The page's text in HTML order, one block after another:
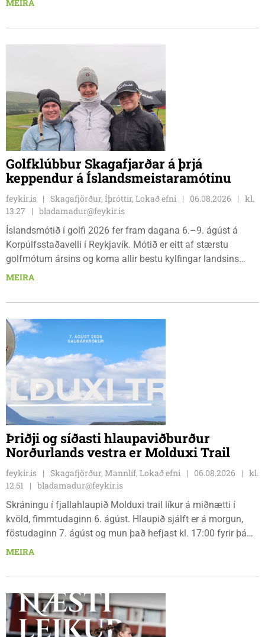
nauðsynleg.
MEIRA
Golfklúbbur Skagafjarðar á þrjá
keppendur á Íslandsmeistaramótinu
feykir.is Skagafjörður, Íþróttir, Lokað efni 06.08.2026
kl.
13.27
bladamadur@feykir.is
Íslandsmótið í golfi 2026 fer fram dagana 6.–9. ágúst á
Korpúlfsstaðavelli í Reykjavík. Mótið er eitt af stærstu
golfmótum ársins og koma allir bestu kylfingar landsins
saman til að sýna hæfileika sína. Golfklúbbur Skagafjarðar
Dagbjörtu Sísí Einarsdóttur, sem er nýkrýndur klúbbmeistari
MEIRA
Þriðji og síðasti hlaupaviðburður
Norðurlands vestra er Molduxi Trail
feykir.is Skagafjörður, Mannlíf, Lokað efni 06.08.2026
kl.
12.51
bladamadur@feykir.is
Skráningu í fjallahlaupið Molduxi trail líkur á miðnætti í
kvöld, fimmtudaginn 6. ágúst. Hlaupið sjálft er á morgun,
föstudaginn 7. ágúst og mun það hefjast kl. 17:00 fyrir þá
keppendur sem ætla sér 20 km em kl. 18:00 fyrir 12 km
fjölbrautaskólans en þar er líka komið í mark þannig
styðja hlauparana áfram.
MEIRA